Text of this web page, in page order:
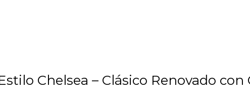
Chelsea – Clásico Renovado